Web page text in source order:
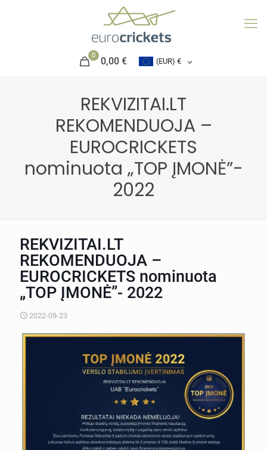
0
0,00 € (EUR) €
REKVIZITAI.LT
REKOMENDUOJA –
EUROCRICKETS
nominuota „TOP ĮMONĖ”-
2022
REKVIZITAI.LT
REKOMENDUOJA –
EUROCRICKETS nominuota
„TOP ĮMONĖ”- 2022
2022-09-23